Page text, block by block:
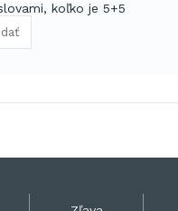
koľko je 5+5